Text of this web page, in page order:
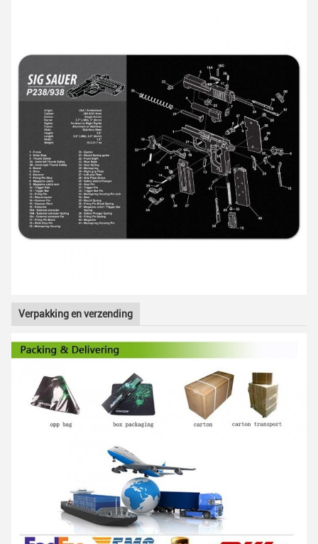
Verpakking en verzending